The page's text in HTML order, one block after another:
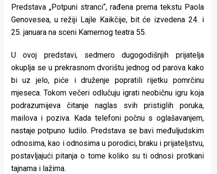
Život
u
pokretu
Ideje
koje
rade
Urban
Places
Aktivizam
Predstava „Potpuni stranci“, rađena prema tekstu Paola
Genovesea, u režiji Lajle Kaikčije, bit će izvedena 24. i
25. januara na sceni Kamernog teatra 55.
U ovoj predstavi, sedmero dugogodišnjih prijatelja
okuplja se u prekrasnom dvorištu jednog od parova kako
bi uz jelo, piće i druženje popratili rijetku pomrčinu
mjeseca. Tokom večeri odlučuju igrati neobičnu igru koja
podrazumijeva čitanje naglas svih pristiglih poruka,
mailova i poziva. Kada telefoni počnu s oglašavanjem,
nastaje potpuno ludilo. Predstava se bavi međuljudskim
odnosima, kao i odnosima u porodici, braku i prijateljstvu,
postavljajući pitanja o tome koliko su ti odnosi protkani
tajnama i lažima.